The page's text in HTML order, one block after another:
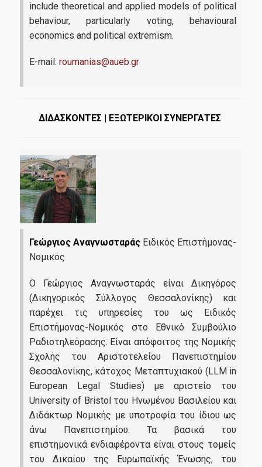
include theoretical and applied models of political
behaviour, particularly voting, behavioural
economics and political extremism.
E-mail: roumanias@aueb.gr
ΔΙΔΑΣΚΟΝΤΕΣ | ΕΞΩΤΕΡΙΚΟΙ ΣΥΝΕΡΓΑΤΕΣ
Γεώργιος Αναγνωσταράς Ειδικός Επιστήμονας-
Νομικός
Ο Γεώργιος Αναγνωσταράς είναι Δικηγόρος
(Δικηγορικός Σύλλογος Θεσσαλονίκης) και
παρέχει τις υπηρεσίες του ως Ειδικός
Επιστήμονας-Νομικός στο Εθνικό Συμβούλιο
Ραδιοτηλεόρασης. Είναι απόφοιτος της Νομικής
Σχολής του Αριστοτελείου Πανεπιστημίου
Θεσσαλονίκης, κάτοχος Μεταπτυχιακού (LLM in
European Legal Studies) με αριστείο του
University of Bristol του Ηνωμένου Βασιλείου και
Διδάκτωρ Νομικής με υποτροφία του ίδιου ως
άνω Πανεπιστημίου. Τα βασικά του
επιστημονικά ενδιαφέροντα είναι στους τομείς
του Δικαίου της Ευρωπαϊκής Ένωσης, του